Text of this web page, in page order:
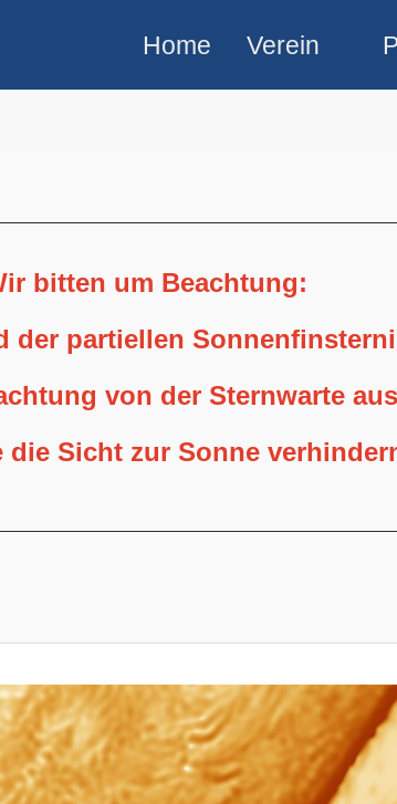
Home Verein
bitten um Beachtung:
der partiellen
von der Sternwarte
die Sicht zur Sonne